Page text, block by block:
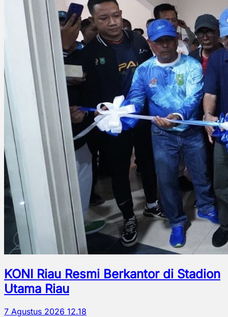
KONI Riau Resmi Berkantor di Stadion
Utama Riau
7 Agustus 2026 12.18